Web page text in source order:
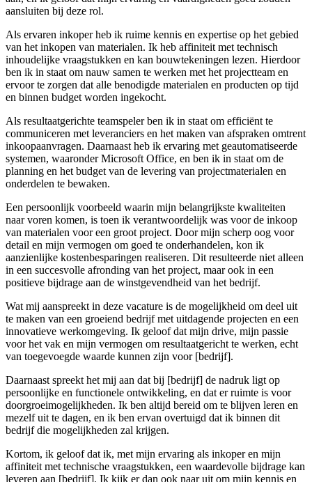
aansluiten bij deze rol.
Als ervaren inkoper heb ik ruime kennis en expertise op het gebied
van het inkopen van materialen. Ik heb affiniteit met technisch
inhoudelijke vraagstukken en kan bouwtekeningen lezen. Hierdoor
ben ik in staat om nauw samen te werken met het projectteam en
ervoor te zorgen dat alle benodigde materialen en producten op tijd
en binnen budget worden ingekocht.
Als resultaatgerichte teamspeler ben ik in staat om efficiënt te
communiceren met leveranciers en het maken van afspraken omtrent
inkoopaanvragen. Daarnaast heb ik ervaring met geautomatiseerde
systemen, waaronder Microsoft Office, en ben ik in staat om de
planning en het budget van de levering van projectmaterialen en
onderdelen te bewaken.
Een persoonlijk voorbeeld waarin mijn belangrijkste kwaliteiten
naar voren komen, is toen ik verantwoordelijk was voor de inkoop
van materialen voor een groot project. Door mijn scherp oog voor
detail en mijn vermogen om goed te onderhandelen, kon ik
aanzienlijke kostenbesparingen realiseren. Dit resulteerde niet alleen
in een succesvolle afronding van het project, maar ook in een
positieve bijdrage aan de winstgevendheid van het bedrijf.
Wat mij aanspreekt in deze vacature is de mogelijkheid om deel uit
te maken van een groeiend bedrijf met uitdagende projecten en een
innovatieve werkomgeving. Ik geloof dat mijn drive, mijn passie
voor het vak en mijn vermogen om resultaatgericht te werken, echt
van toegevoegde waarde kunnen zijn voor [bedrijf].
Daarnaast spreekt het mij aan dat bij [bedrijf] de nadruk ligt op
persoonlijke en functionele ontwikkeling, en dat er ruimte is voor
doorgroeimogelijkheden. Ik ben altijd bereid om te blijven leren en
mezelf uit te dagen, en ik ben ervan overtuigd dat ik binnen dit
bedrijf die mogelijkheden zal krijgen.
Kortom, ik geloof dat ik, met mijn ervaring als inkoper en mijn
affiniteit met technische vraagstukken, een waardevolle bijdrage kan
leveren aan [bedrijf]. Ik kijk er dan ook naar uit om mijn kennis en